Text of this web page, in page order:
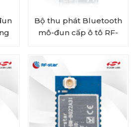
Bộ thu phát Bluetooth
mô-đun cấp ô tô RF-